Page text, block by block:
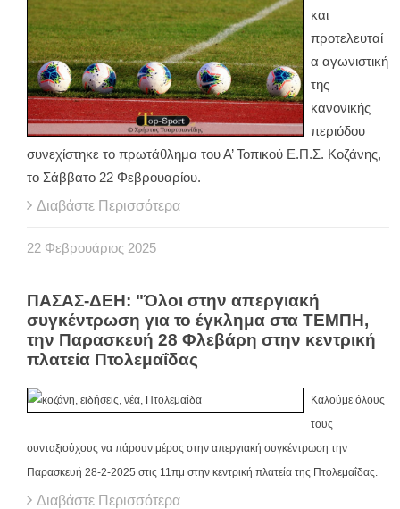
και
προτελευταί
α αγωνιστική
της
κανονικής
περιόδου
συνεχίστηκε το πρωτάθλημα του Α’ Τοπικού Ε.Π.Σ. Κοζάνης,
το Σάββατο 22 Φεβρουαρίου.
Διαβάστε Περισσότερα
22 Φεβρουάριος 2025
ΠΑΣΑΣ-ΔΕΗ: "Όλοι στην απεργιακή
συγκέντρωση για το έγκλημα στα ΤΕΜΠΗ,
την Παρασκευή 28 Φλεβάρη στην κεντρική
πλατεία Πτολεμαΐδας
Καλούμε όλους
τους
συνταξιούχους να πάρουν μέρος στην απεργιακή συγκέντρωση την
Παρασκευή 28-2-2025 στις 11πμ στην κεντρική πλατεία της Πτολεμαΐδας.
Διαβάστε Περισσότερα